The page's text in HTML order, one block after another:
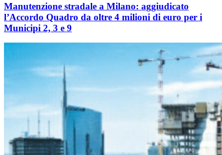
Manutenzione stradale a Milano: aggiudicato
l’Accordo Quadro da oltre 4 milioni di euro per i
Municipi 2, 3 e 9